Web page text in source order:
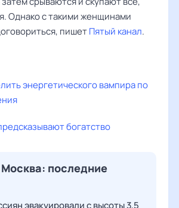
Однако с такими женщинами
пишетПятый канал.
энергетического вампира по
богатство
последние
эвакуировали с высоты 3,5